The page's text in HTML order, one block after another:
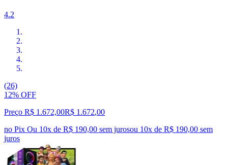
4.2
(26)
12% OFF
Preço R$ 1.672,00R$ 1.672,00
no Pix Ou 10x de R$ 190,00 sem jurosou 10x de R$ 190,00 sem
juros